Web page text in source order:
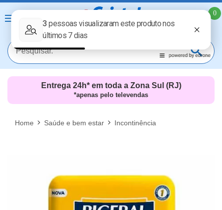
0
MAIS RESULTADOS
Entrega 24h* em toda a Zona Sul (RJ)
*apenas pelo televendas
Home Saúde e bem estar Incontinência